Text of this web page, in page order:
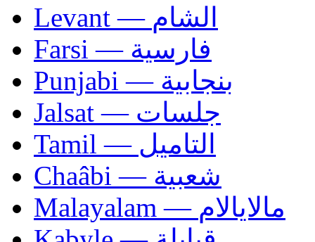
Levant — الشام
Farsi — فارسية
Punjabi — بنجابية
Jalsat — جلسات
Tamil — التاميل
Chaâbi — شعبية
Malayalam — مالايالام